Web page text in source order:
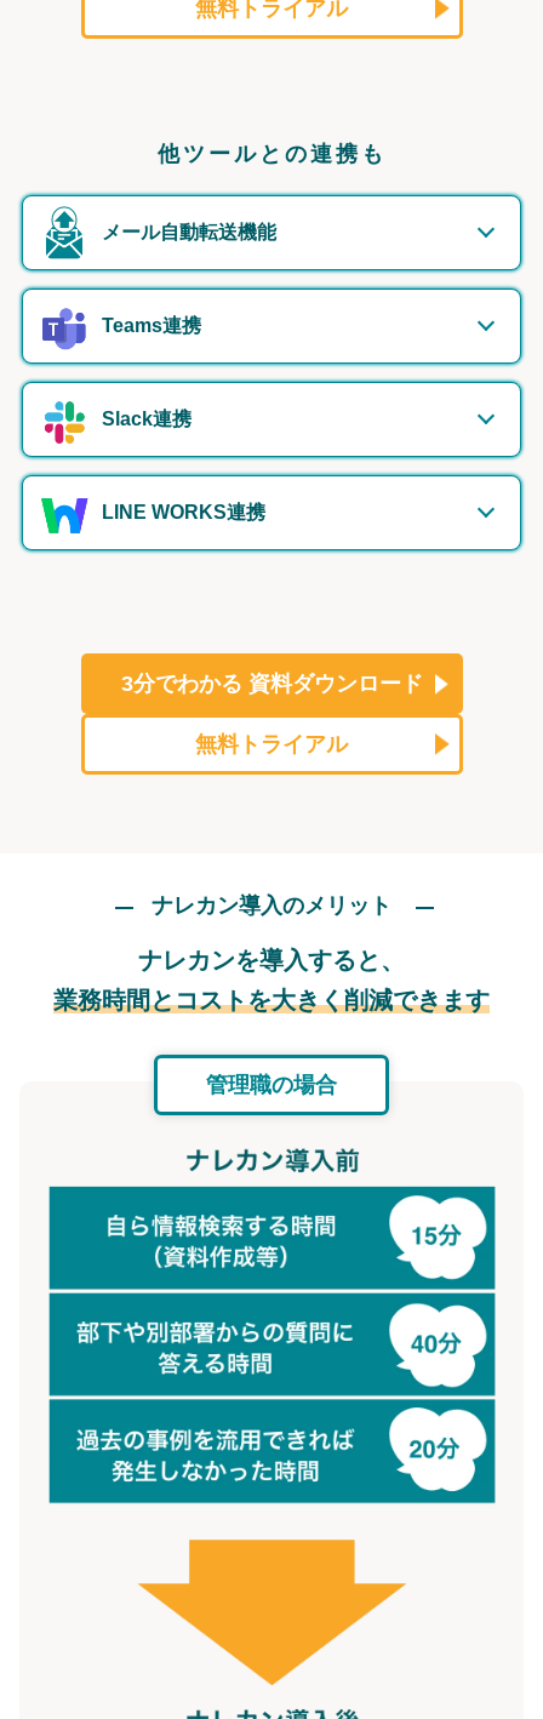
無料トライアル
他ツールとの連携も
メール自動転送機能
Teams連携
Slack連携
LINE WORKS連携
3分でわかる 資料ダウンロード
無料トライアル
ナレカン導入のメリット
ナレカンを導入すると、
業務時間とコストを大きく削減できます
管理職の場合